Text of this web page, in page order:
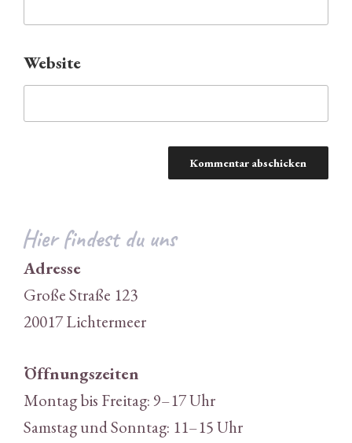
Website
Hier findest du uns
Adresse
Große Straße 123
20017 Lichtermeer
Öffnungszeiten
Montag bis Freitag: 9–17 Uhr
Samstag und Sonntag: 11–15 Uhr